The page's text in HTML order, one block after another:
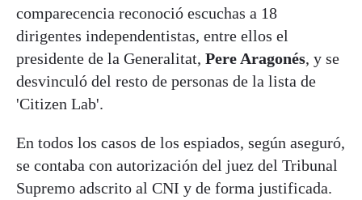
comparecencia reconoció escuchas a 18
dirigentes independentistas, entre ellos el
presidente de la Generalitat, Pere Aragonés, y se
desvinculó del resto de personas de la lista de
'Citizen Lab'.
En todos los casos de los espiados, según aseguró,
se contaba con autorización del juez del Tribunal
Supremo adscrito al CNI y de forma justificada.